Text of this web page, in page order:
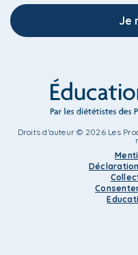
Je
Droits d’auteur © 2026 Les